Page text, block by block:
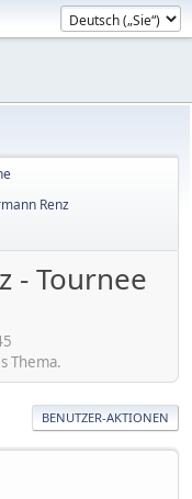
Renz
- Tournee
Thema.
BENUTZER-AKTIONEN